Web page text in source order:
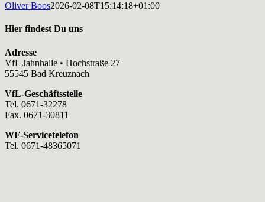
Oliver Boos2026-02-08T15:14:18+01:00
Hier findest Du uns
Adresse
VfL Jahnhalle • Hochstraße 27
55545 Bad Kreuznach
VfL-Geschäftsstelle
Tel. 0671-32278
Fax. 0671-30811
WF-Servicetelefon
Tel. 0671-48365071